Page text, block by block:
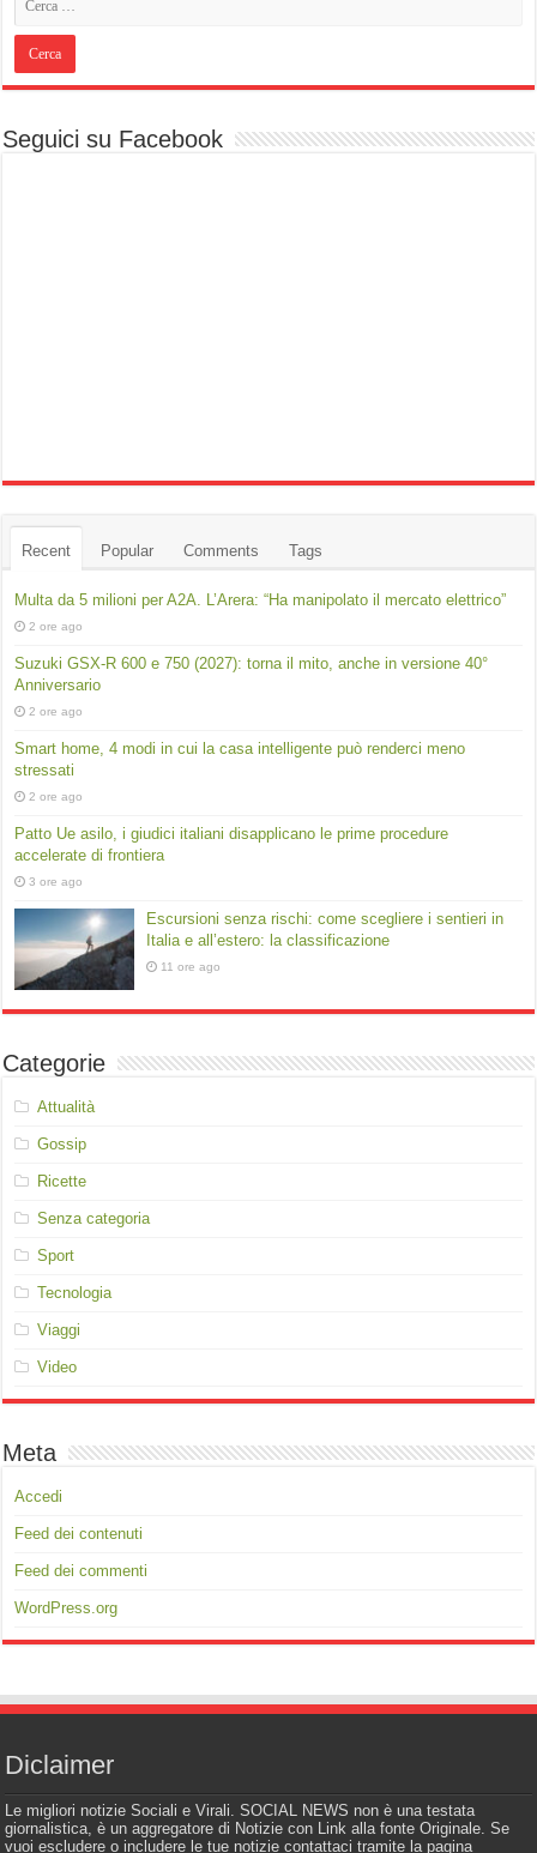
Seguici su Facebook
Recent Popular Comments Tags
Multa da 5 milioni per A2A. L’Arera: “Ha manipolato il mercato elettrico”
2 ore ago
Suzuki GSX-R 600 e 750 (2027): torna il mito, anche in versione 40°
Anniversario
2 ore ago
Smart home, 4 modi in cui la casa intelligente può renderci meno
stressati
2 ore ago
Patto Ue asilo, i giudici italiani disapplicano le prime procedure
accelerate di frontiera
3 ore ago
Escursioni senza rischi: come scegliere i sentieri in
Italia e all’estero: la classificazione
11 ore ago
Categorie
Attualità
Gossip
Ricette
Senza categoria
Sport
Tecnologia
Viaggi
Video
Meta
Accedi
Feed dei contenuti
Feed dei commenti
WordPress.org
Diclaimer
Le migliori notizie Sociali e Virali. SOCIAL NEWS non è una testata
giornalistica, è un aggregatore di Notizie con Link alla fonte Originale. Se
vuoi escludere o includere le tue notizie contattaci tramite la pagina